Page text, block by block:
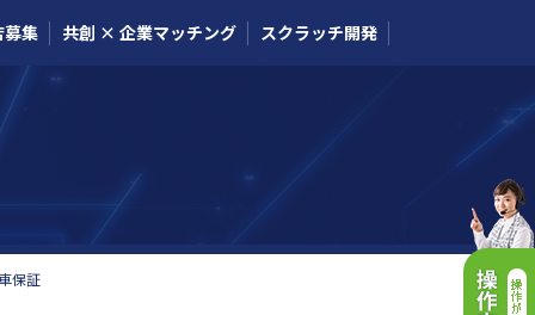
募集 共創 × 企業マッチング スクラッチ開発
保証